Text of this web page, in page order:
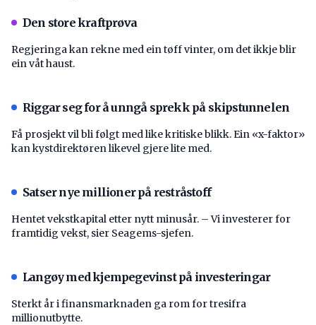
Den store kraftprøva
Regjeringa kan rekne med ein tøff vinter, om det ikkje blir
ein våt haust.
Riggar seg for å unngå sprekk på skipstunnelen
Få prosjekt vil bli følgt med like kritiske blikk. Ein «x-faktor»
kan kystdirektøren likevel gjere lite med.
Satser nye millioner på restråstoff
Hentet vekstkapital etter nytt minusår. – Vi investerer for
framtidig vekst, sier Seagems-sjefen.
Langøy med kjempegevinst på investeringar
Sterkt år i finansmarknaden ga rom for tresifra
millionutbytte.